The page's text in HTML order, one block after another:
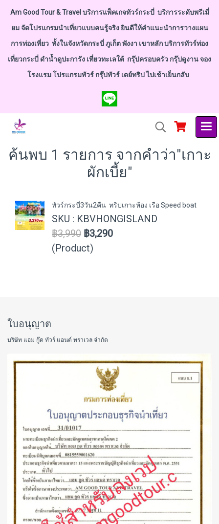
Am Good Tour & Travel บริการแพ็คเกจทัวร์กระบี่ บริการระดับพรีเมี่
ยม จัดโปรแกรมนำเที่ยวแบบคนรู้จริง ยินดีให้คำแนะนำการวางแผน
การท่องเที่ยว ทั้งในจังหวัดกระบี่ ภูเก็ต พังงา เขาหลัก บริการทัวร์ท่อง
เที่ยวกระบี่ ดำน้ำดูปะการัง เที่ยวทะเลใต้ กรุ๊ปครอบครัว กรุ๊ปดูงาน จอง
โรงแรม โปรแกรมทัวร์ กรุ๊ปทัวร์ เดย์ทริป ไปเช้าเย็นกลับ
ค้นพบ 1 รายการ จากคำว่า"เกาะ
ผักเบี้ย"
ทัวร์กระบี่3วัน2คืน ทริปเกาะห้อง เรือ Speed boat
SKU : KBVHONGISLAND
฿3,990 ฿3,290
(Product)
ใบอนุญาต
บริษัท แอม กู๊ด ทัวร์ แอนด์ ทราเวล จำกัด